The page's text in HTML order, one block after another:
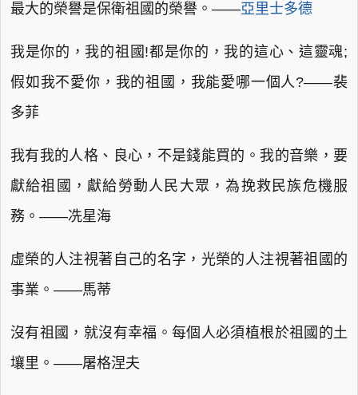
最大的榮譽是保衛祖國的榮譽。——亞里士多德
我是你的，我的祖國!都是你的，我的這心、這靈魂;
假如我不愛你，我的祖國，我能愛哪一個人?——裴
多菲
我有我的人格、良心，不是錢能買的。我的音樂，要
獻給祖國，獻給勞動人民大眾，為挽救民族危機服
務。——冼星海
虛榮的人注視著自己的名字，光榮的人注視著祖國的
事業。——馬蒂
沒有祖國，就沒有幸福。每個人必須植根於祖國的土
壤里。——屠格涅夫